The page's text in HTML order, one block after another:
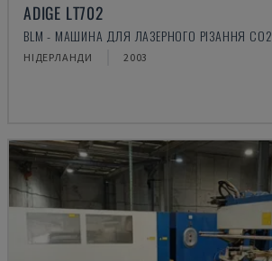
ADIGE LT702
BLM - МАШИНА ДЛЯ ЛАЗЕРНОГО РІЗАННЯ CO2
НІДЕРЛАНДИ 2003